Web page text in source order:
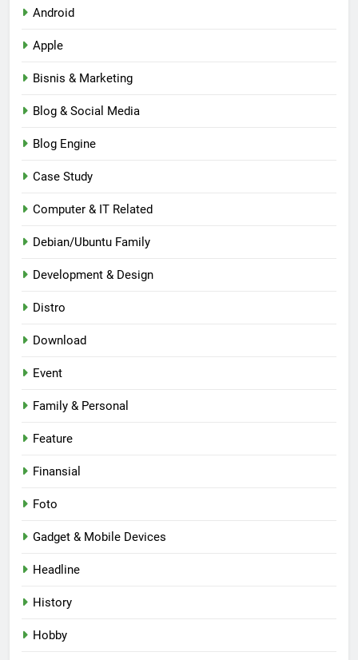
Android
Apple
Bisnis & Marketing
Blog & Social Media
Blog Engine
Case Study
Computer & IT Related
Debian/Ubuntu Family
Development & Design
Distro
Download
Event
Family & Personal
Feature
Finansial
Foto
Gadget & Mobile Devices
Headline
History
Hobby